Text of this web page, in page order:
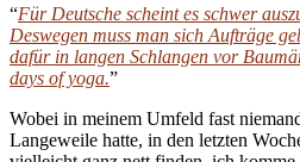
“Für Deutsche scheint es schwer
Deswegen muss man sich Aufträge
dafür in langen Schlangen vor
days of yoga.”
Wobei in meinem Umfeld fast
Langeweile hatte, in den letzten